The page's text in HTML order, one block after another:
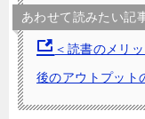
あわせて読みたい記
＜読書のメリ
後のアウトプット